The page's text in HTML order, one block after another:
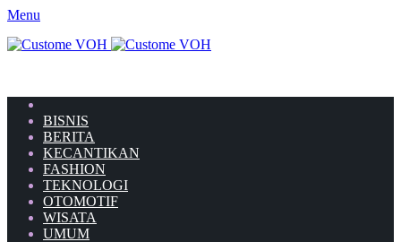
Menu
BISNIS
BERITA
KECANTIKAN
FASHION
TEKNOLOGI
OTOMOTIF
WISATA
UMUM